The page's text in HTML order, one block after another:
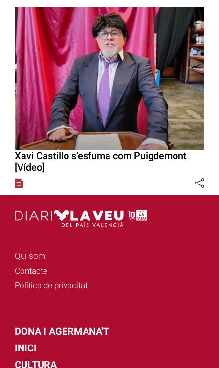
Xavi Castillo s’esfuma com Puigdemont
[Vídeo]
Qui som
Contacte
Política de privacitat
DONA I AGERMANA'T
INICI
CULTURA